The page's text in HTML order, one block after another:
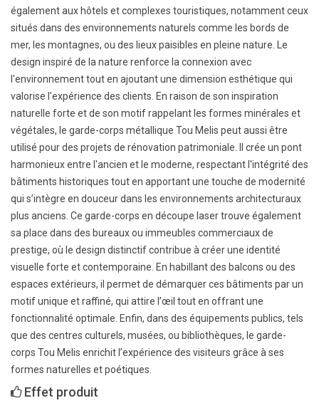
également aux hôtels et complexes touristiques, notamment ceux
situés dans des environnements naturels comme les bords de
mer, les montagnes, ou des lieux paisibles en pleine nature. Le
design inspiré de la nature renforce la connexion avec
l'environnement tout en ajoutant une dimension esthétique qui
valorise l'expérience des clients. En raison de son inspiration
naturelle forte et de son motif rappelant les formes minérales et
végétales, le garde-corps métallique Tou Melis peut aussi être
utilisé pour des projets de rénovation patrimoniale. Il crée un pont
harmonieux entre l'ancien et le moderne, respectant l'intégrité des
bâtiments historiques tout en apportant une touche de modernité
qui s’intègre en douceur dans les environnements architecturaux
plus anciens. Ce garde-corps en découpe laser trouve également
sa place dans des bureaux ou immeubles commerciaux de
prestige, où le design distinctif contribue à créer une identité
visuelle forte et contemporaine. En habillant des balcons ou des
espaces extérieurs, il permet de démarquer ces bâtiments par un
motif unique et raffiné, qui attire l’œil tout en offrant une
fonctionnalité optimale. Enfin, dans des équipements publics, tels
que des centres culturels, musées, ou bibliothèques, le garde-
corps Tou Melis enrichit l’expérience des visiteurs grâce à ses
formes naturelles et poétiques.
Effet produit